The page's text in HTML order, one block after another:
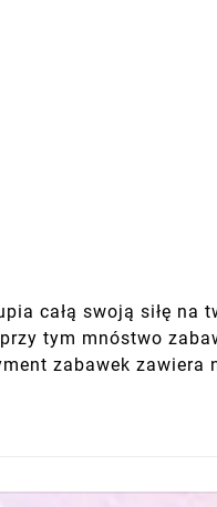
całą swoją siłę na
tym mnóstwo
zabawek zawiera